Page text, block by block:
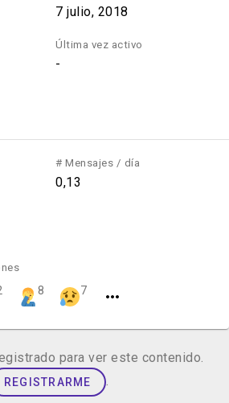
7 julio, 2018
Última vez activo
-
# Mensajes / día
0,13
8 7
para ver este contenido.
REGISTRARME .